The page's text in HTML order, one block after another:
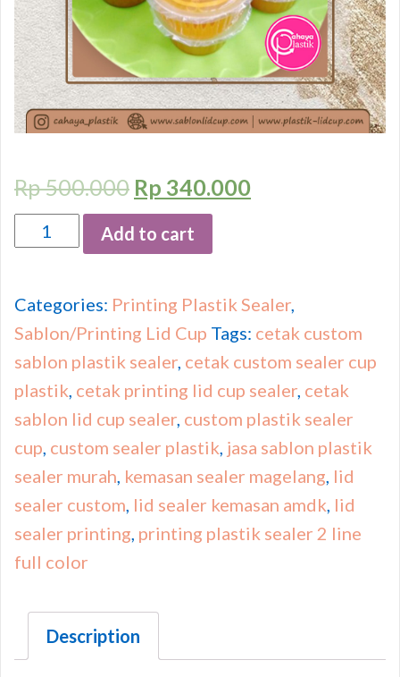
Rp500.000 Rp 340.000
Quantity Add to cart
Categories: Printing Plastik Sealer
Sablon/Printing Lid Cup Tags: cetak custom
sablon plastik sealer cetak custom sealer cup
plastik cetak printing lid cup sealer cetak
sablon lid cup sealer custom plastik sealer
cup custom sealer plastik jasa sablon plastik
sealer murah kemasan sealer magelang lid
sealer custom lid sealer kemasan amdk lid
sealer printing printing plastik sealer 2 line
full color
Description